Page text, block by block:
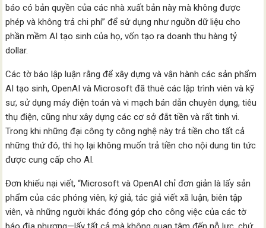
báo có bản quyền của các nhà xuất bản này mà không được
phép và không trả chi phí” để sử dụng như nguồn dữ liệu cho
phần mềm AI tạo sinh của họ, vốn tạo ra doanh thu hàng tỷ
dollar.
Các tờ báo lập luận rằng để xây dựng và vận hành các sản phẩm
AI tạo sinh, OpenAI và Microsoft đã thuê các lập trình viên và kỹ
sư, sử dụng máy điện toán và vi mạch bán dẫn chuyên dụng, tiêu
thụ điện, cũng như xây dựng các cơ sở đắt tiền và rất tinh vi.
Trong khi những đại công ty công nghệ này trả tiền cho tất cả
những thứ đó, thì họ lại không muốn trả tiền cho nội dung tin tức
được cung cấp cho AI.
Đơn khiếu nại viết, “Microsoft và OpenAI chỉ đơn giản là lấy sản
phẩm của các phóng viên, ký giả, tác giả viết xã luận, biên tập
viên, và những người khác đóng góp cho công việc của các tờ